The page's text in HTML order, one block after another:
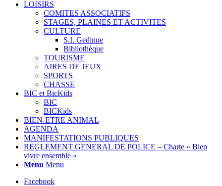
LOISIRS
COMITES ASSOCIATIFS
STAGES, PLAINES ET ACTIVITES
CULTURE
S.I. Gedinne
Bibliothèque
TOURISME
AIRES DE JEUX
SPORTS
CHASSE
BIC et BicKids
BIC
BICKids
BIEN-ETRE ANIMAL
AGENDA
MANIFESTATIONS PUBLIQUES
REGLEMENT GENERAL DE POLICE – Charte « Bien
vivre ensemble »
Menu Menu
Facebook